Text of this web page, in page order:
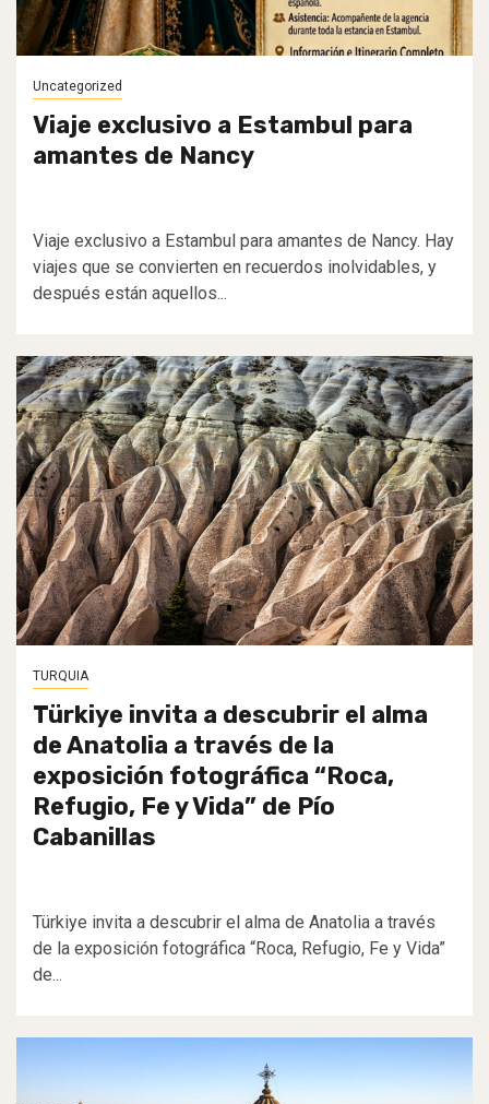
Uncategorized
Viaje exclusivo a Estambul para
amantes de Nancy
Viaje exclusivo a Estambul para amantes de Nancy. Hay
viajes que se convierten en recuerdos inolvidables, y
después están aquellos...
TURQUIA
Türkiye invita a descubrir el alma
de Anatolia a través de la
exposición fotográfica “Roca,
Refugio, Fe y Vida” de Pío
Cabanillas
Türkiye invita a descubrir el alma de Anatolia a través
de la exposición fotográfica “Roca, Refugio, Fe y Vida”
de...